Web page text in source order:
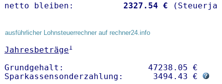
netto bleiben: 2327.54 €
ausführlicher Lohnsteuerrechner auf rechner24.info
Jahresbeträge1
Grundgehalt:                 47238.05 €
Sparkassensonderzahlung:      3494.43 €